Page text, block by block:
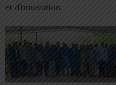
et d’innovation.